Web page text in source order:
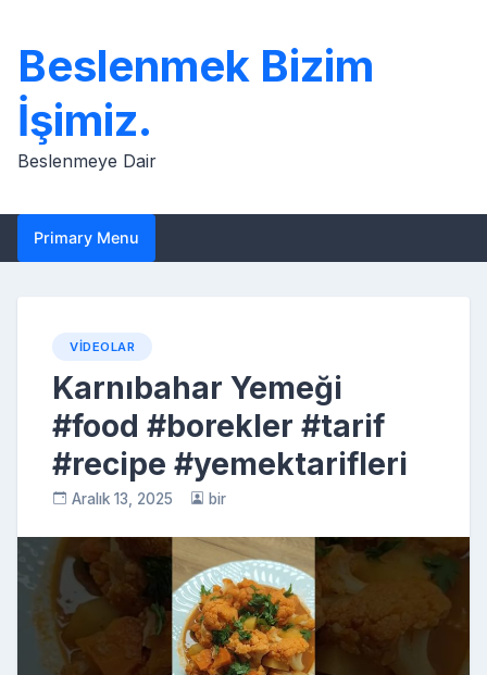
content
Beslenmek Bizim
İşimiz.
Beslenmeye Dair
Primary Menu
VIDEOLAR
Karnıbahar Yemeği
#food #borekler #tarif
#recipe #yemektarifleri
Aralık 13, 2025 bir